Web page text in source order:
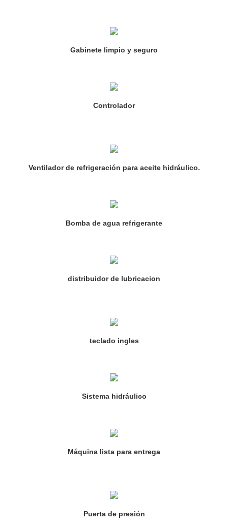
Gabinete limpio y seguro
Controlador
Ventilador de refrigeración para aceite hidráulico.
Bomba de agua refrigerante
distribuidor de lubricacion
teclado ingles
Sistema hidráulico
Máquina lista para entrega
Puerta de presión